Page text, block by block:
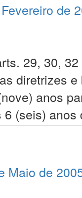
de
29, 30,
diretrizes
anos
(seis) anos
Maio de